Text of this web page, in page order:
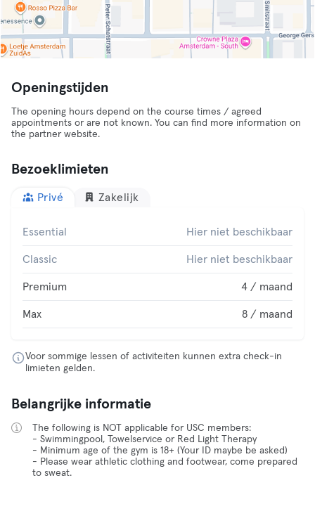
Openingstijden
The opening hours depend on the course times / agreed
appointments or are not known. You can find more information on
the partner website.
Bezoeklimieten
Privé Zakelijk
Essential Hier niet beschikbaar
Classic Hier niet beschikbaar
Premium 4 / maand
Max 8 / maand
Voor sommige lessen of activiteiten kunnen extra check-in
limieten gelden.
Belangrijke informatie
The following is NOT applicable for USC members:
- Swimmingpool, Towelservice or Red Light Therapy
- Minimum age of the gym is 18+ (Your ID maybe be asked)
- Please wear athletic clothing and footwear, come prepared
to sweat.